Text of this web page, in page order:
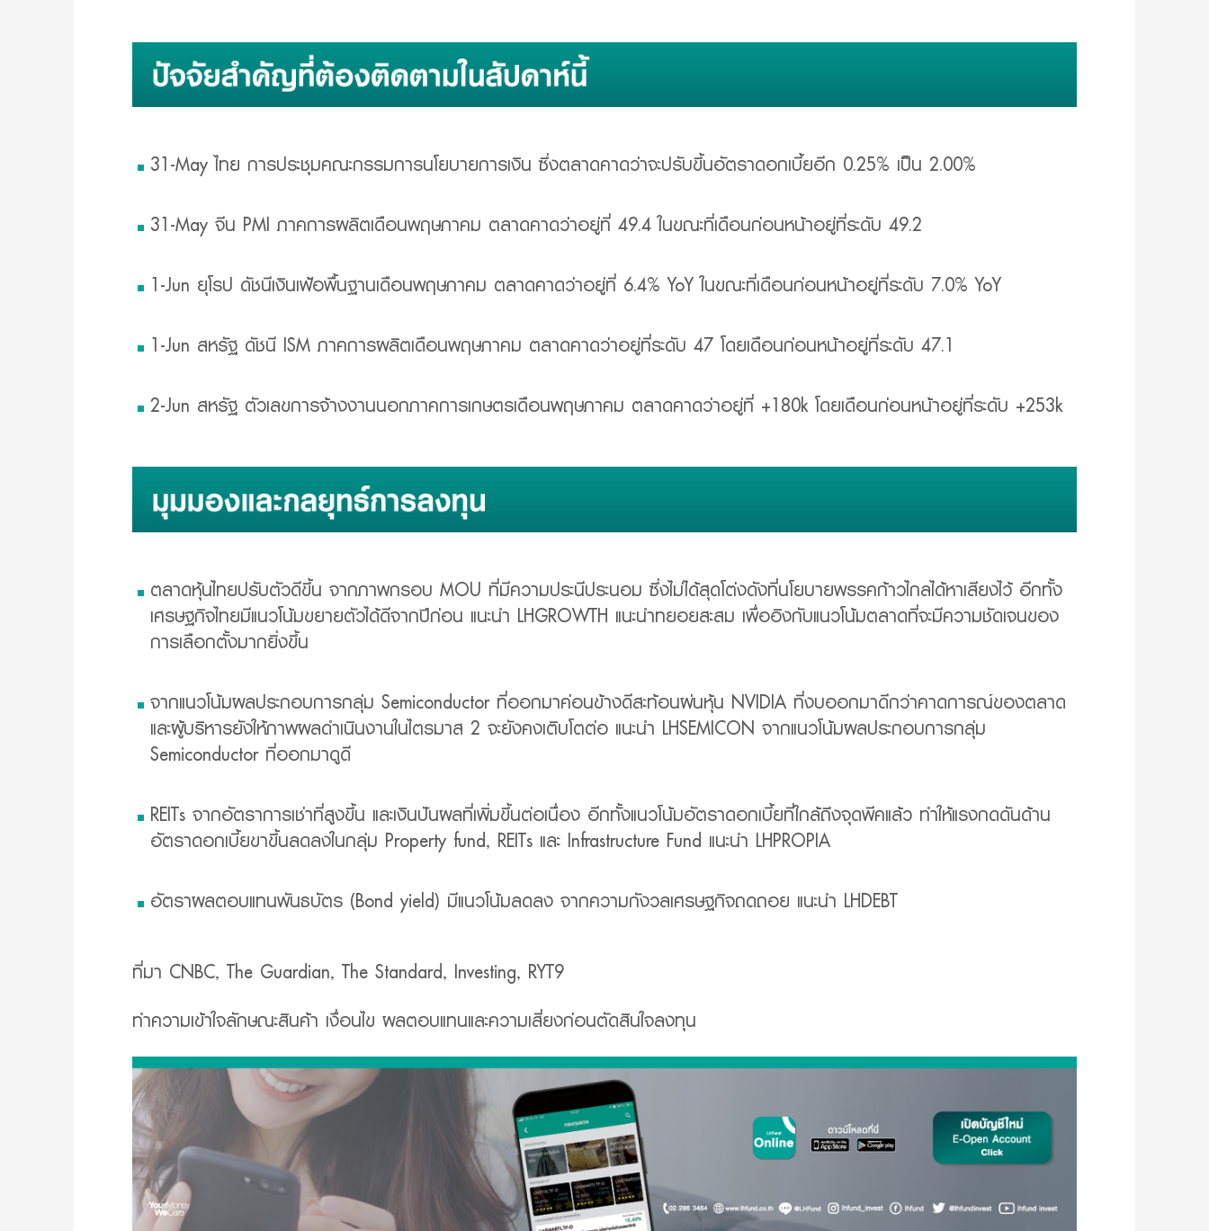
31-May ไทย การประชุมคณะกรรมการนโยบายการเงิน ซึ่งตลาดคาดว่าจะปรับขึ้นอัตราดอกเบี้ยอีก 0.25% เป็น 2.00%
31-May จีน PMI ภาคการผลิตเดือนพฤษภาคม ตลาดคาดว่าอยู่ที่ 49.4 ในขณะที่เดือนก่อนหน้าอยู่ที่ระดับ 49.2
1-Jun ยุโรป ดัชนีเงินเฟ้อพื้นฐานเดือนพฤษภาคม ตลาดคาดว่าอยู่ที่ 6.4% YoY ในขณะที่เดือนก่อนหน้าอยู่ที่ระดับ 7.0% YoY
1-Jun สหรัฐ ดัชนี ISM ภาคการผลิตเดือนพฤษภาคม ตลาดคาดว่าอยู่ที่ระดับ 47 โดยเดือนก่อนหน้าอยู่ที่ระดับ 47.1
2-Jun สหรัฐ ตัวเลขการจ้างงานนอกภาคการเกษตรเดือนพฤษภาคม ตลาดคาดว่าอยู่ที่ +180k โดยเดือนก่อนหน้าอยู่ที่ระดับ +253k
ตลาดหุ้นไทยปรับตัวดีขึ้น จากภาพกรอบ MOU ที่มีความประนีประนอม ซึ่งไม่ได้สุดโต่งดังที่นโยบายพรรคก้าวไกลได้หาเสียงไว้ อีกทั้ง
เศรษฐกิจไทยมีแนวโน้มขยายตัวได้ดีจากปีก่อน แนะนำ LHGROWTH แนะนำทยอยสะสม เพื่ออิงกับแนวโน้มตลาดที่จะมีความชัดเจนของ
การเลือกตั้งมากยิ่งขึ้น
จากแนวโน้มผลประกอบการกลุ่ม Semiconductor ที่ออกมาค่อนข้างดีสะท้อนผ่นหุ้น NVIDIA ที่งบออกมาดีกว่าคาดการณ์ของตลาด
และผู้บริหารยังให้ภาพผลดำเนินงานในไตรมาส 2 จะยังคงเติบโตต่อ แนะนำ LHSEMICON จากแนวโน้มผลประกอบการกลุ่ม
Semiconductor ที่ออกมาดูดี
REITs จากอัตราการเช่าที่สูงขึ้น และเงินปันผลที่เพิ่มขึ้นต่อเนื่อง อีกทั้งแนวโน้มอัตราดอกเบี้ยที่ใกล้ถึงจุดพีคแล้ว ทำให้แรงกดดันด้าน
อัตราดอกเบี้ยขาขึ้นลดลงในกลุ่ม Property fund, REITs และ Infrastructure Fund แนะนำ LHPROPIA
อัตราผลตอบแทนพันธบัตร (Bond yield) มีแนวโน้มลดลง จากความกังวลเศรษฐกิจถดถอย แนะนำ LHDEBT
ที่มา CNBC, The Guardian, The Standard, Investing, RYT9
ทำความเข้าใจลักษณะสินค้า เงื่อนไข ผลตอบแทนและความเสี่ยงก่อนตัดสินใจลงทุน